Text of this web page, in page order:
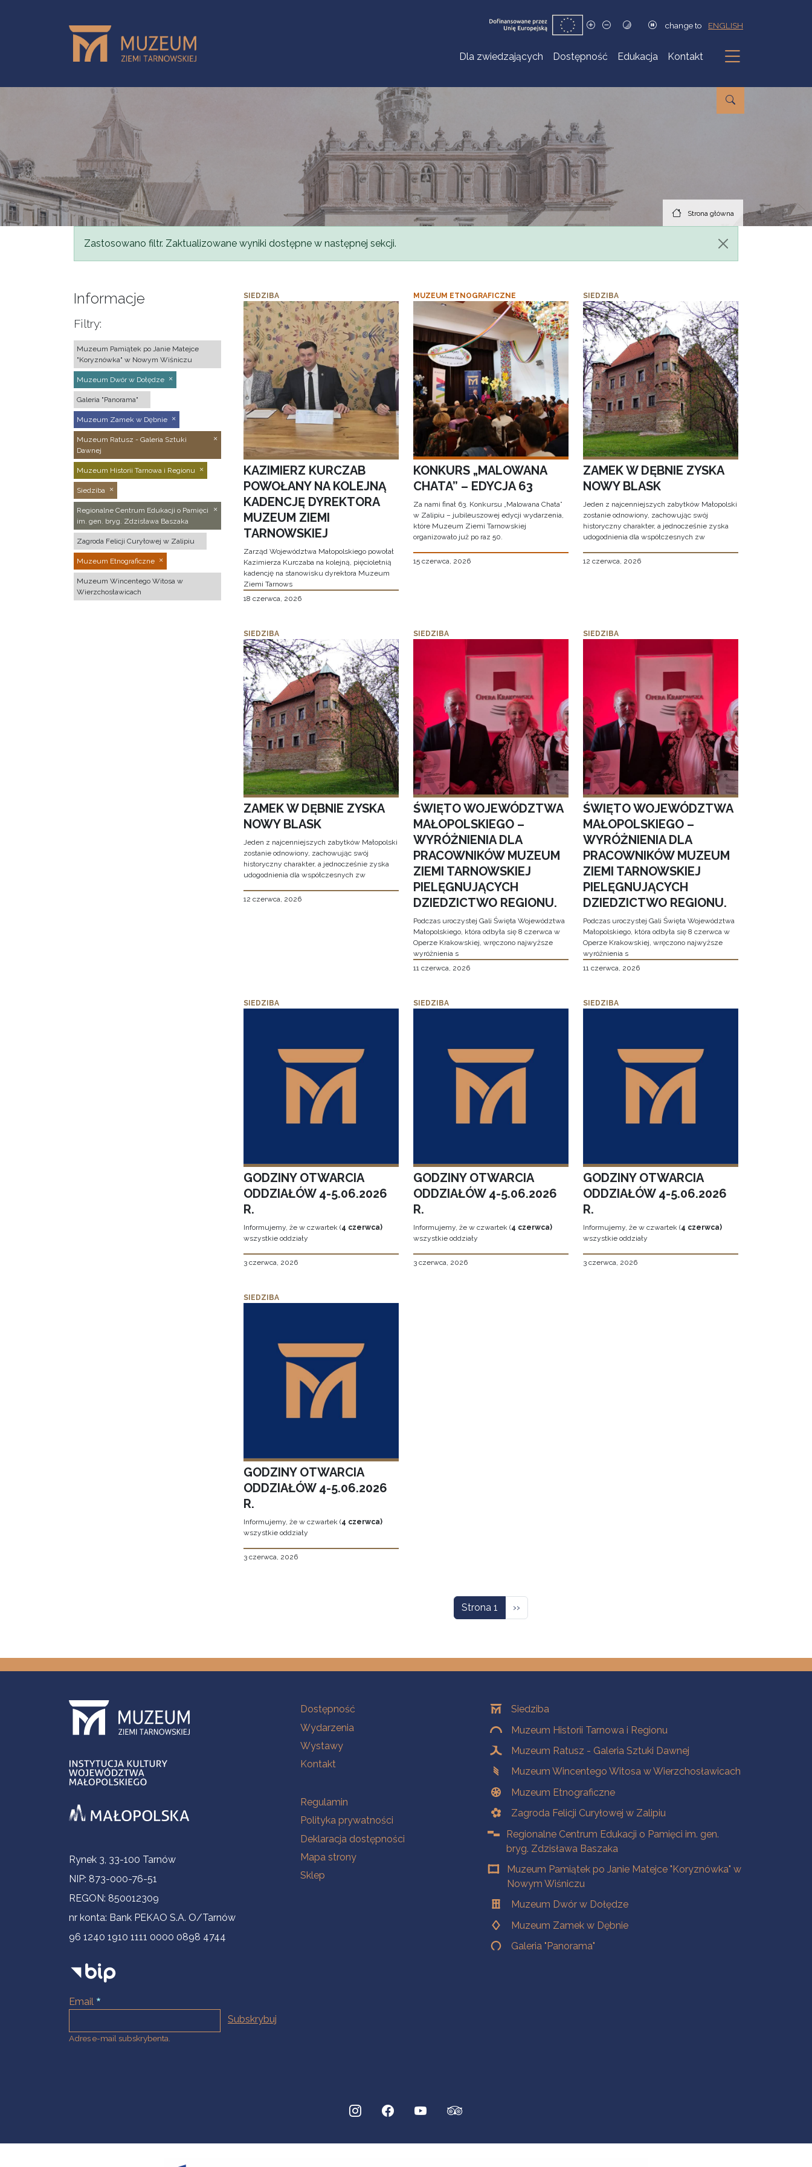
change to ENGLISH
Dla zwiedzających Dostępność Edukacja Kontakt
Podmenu
Strona główna
Komunikat
Zastosowano filtr. Zaktualizowane wyniki dostępne w następnej sekcji.
Informacje
Filtry:
Muzeum Pamiątek po Janie Matejce
"Koryznówka" w Nowym Wiśniczu
Muzeum Dwór w Dołędze
Galeria "Panorama"
Muzeum Zamek w Dębnie
Muzeum Ratusz - Galeria Sztuki
Dawnej
Muzeum Historii Tarnowa i Regionu
Siedziba
Regionalne Centrum Edukacji o Pamięci
im. gen. bryg. Zdzisława Baszaka
Zagroda Felicji Curyłowej w Zalipiu
Muzeum Etnograficzne
Muzeum Wincentego Witosa w
Wierzchosławicach
SIEDZIBA
KAZIMIERZ KURCZAB
POWOŁANY NA KOLEJNĄ
KADENCJĘ DYREKTORA
MUZEUM ZIEMI
TARNOWSKIEJ
Zarząd Województwa Małopolskiego powołał
Kazimierza Kurczaba na kolejną, pięcioletnią
kadencję na stanowisku dyrektora Muzeum
Ziemi Tarnows
18 czerwca, 2026
MUZEUM ETNOGRAFICZNE
KONKURS „MALOWANA
CHATA” – EDYCJA 63
Za nami finał 63. Konkursu „Malowana Chata”
w Zalipiu – jubileuszowej edycji wydarzenia,
które Muzeum Ziemi Tarnowskiej
organizowało już po raz 50.
15 czerwca, 2026
SIEDZIBA
ZAMEK W DĘBNIE ZYSKA
NOWY BLASK
Jeden z najcenniejszych zabytków Małopolski
zostanie odnowiony, zachowując swój
historyczny charakter, a jednocześnie zyska
udogodnienia dla współczesnych zw
12 czerwca, 2026
SIEDZIBA
ZAMEK W DĘBNIE ZYSKA
NOWY BLASK
Jeden z najcenniejszych zabytków Małopolski
zostanie odnowiony, zachowując swój
historyczny charakter, a jednocześnie zyska
udogodnienia dla współczesnych zw
12 czerwca, 2026
SIEDZIBA
ŚWIĘTO WOJEWÓDZTWA
MAŁOPOLSKIEGO –
WYRÓŻNIENIA DLA
PRACOWNIKÓW MUZEUM
ZIEMI TARNOWSKIEJ
PIELĘGNUJĄCYCH
DZIEDZICTWO REGIONU.
Podczas uroczystej Gali Święta Województwa
Małopolskiego, która odbyła się 8 czerwca w
Operze Krakowskiej, wręczono najwyższe
wyróżnienia s
11 czerwca, 2026
SIEDZIBA
ŚWIĘTO WOJEWÓDZTWA
MAŁOPOLSKIEGO –
WYRÓŻNIENIA DLA
PRACOWNIKÓW MUZEUM
ZIEMI TARNOWSKIEJ
PIELĘGNUJĄCYCH
DZIEDZICTWO REGIONU.
Podczas uroczystej Gali Święta Województwa
Małopolskiego, która odbyła się 8 czerwca w
Operze Krakowskiej, wręczono najwyższe
wyróżnienia s
11 czerwca, 2026
SIEDZIBA
GODZINY OTWARCIA
ODDZIAŁÓW 4-5.06.2026
R.
Informujemy, że w czwartek (4 czerwca)
wszystkie oddziały
3 czerwca, 2026
SIEDZIBA
GODZINY OTWARCIA
ODDZIAŁÓW 4-5.06.2026
R.
Informujemy, że w czwartek (4 czerwca)
wszystkie oddziały
3 czerwca, 2026
SIEDZIBA
GODZINY OTWARCIA
ODDZIAŁÓW 4-5.06.2026
R.
Informujemy, że w czwartek (4 czerwca)
wszystkie oddziały
3 czerwca, 2026
SIEDZIBA
GODZINY OTWARCIA
ODDZIAŁÓW 4-5.06.2026
R.
Informujemy, że w czwartek (4 czerwca)
wszystkie oddziały
3 czerwca, 2026
Strona 1 Następna strona
››
Informacje kontaktowe
Rynek 3, 33-100 Tarnów
NIP: 873-000-76-51
REGON: 850012309
nr konta: Bank PEKAO S.A. O/Tarnów
96 1240 1910 1111 0000 0898 4744
Email
Adres e-mail subskrybenta.
Na skróty
Dostępność
Wydarzenia
Wystawy
Kontakt
Na skróty
Regulamin
Polityka prywatności
Deklaracja dostępności
Mapa strony
Sklep
OddziałySiedziba
Muzeum Historii Tarnowa i Regionu
Muzeum Ratusz - Galeria Sztuki Dawnej
Muzeum Wincentego Witosa w Wierzchosławicach
Muzeum Etnograficzne
Zagroda Felicji Curyłowej w Zalipiu
Regionalne Centrum Edukacji o Pamięci im. gen.
bryg. Zdzisława Baszaka
Muzeum Pamiątek po Janie Matejce "Koryznówka" w
Nowym Wiśniczu
Muzeum Dwór w Dołędze
Muzeum Zamek w Dębnie
Galeria "Panorama"